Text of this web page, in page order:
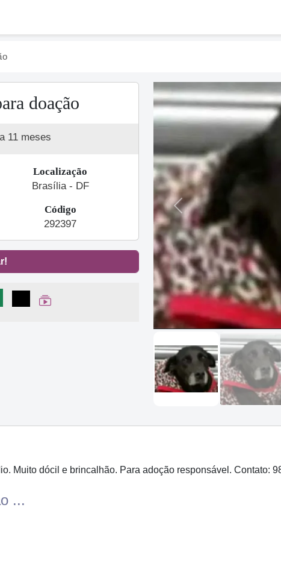
doação
11 meses
Localização
Brasília - DF
Código
292397
no Facebook
Compartilhar no WhatsApp
Compartilhar
Ver Web Story
Previous
Muito dócil e brincalhão. Para adoção responsável. Contato:
...